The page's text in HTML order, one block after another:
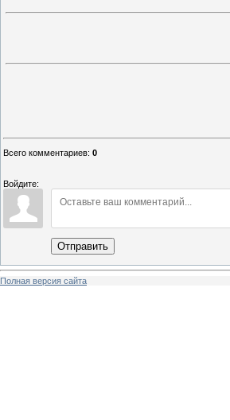
Всего комментариев: 0
Войдите:
Отправить
Полная версия сайта